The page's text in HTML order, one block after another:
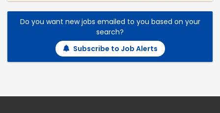
Do you want new jobs emailed to you based on your
search?
Subscribe to Job Alerts